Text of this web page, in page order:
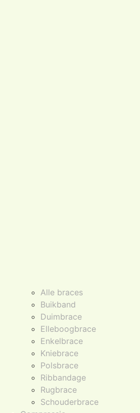
Alle braces
Buikband
Duimbrace
Elleboogbrace
Enkelbrace
Kniebrace
Polsbrace
Ribbandage
Rugbrace
Schouderbrace